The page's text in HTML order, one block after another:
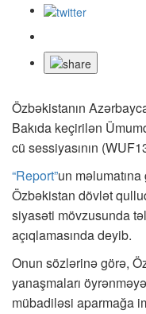
Özbəkistanın
Bakıda keçirilən
cü sessiyasının
“Report”un
Özbəkistan dövlət
siyasəti mövzusunda
açıqlamasında deyib.
Onun sözlərinə görə,
yanaşmaları
mübadiləsi aparmağa